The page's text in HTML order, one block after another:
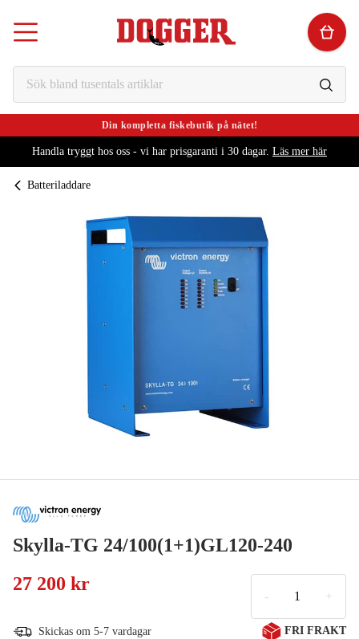
Din kompletta fiskebutik på nätet!
Handla tryggt hos oss - vi har prisgaranti i 30 dagar. Läs mer här
Batteriladdare
Skylla-TG 24/100(1+1)GL120-240
27 200 kr
- +
Skickas om 5-7 vardagar FRI FRAKT